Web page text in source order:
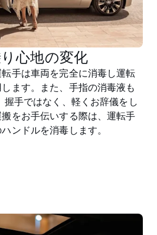
心地の変化
手は車両を完全に消毒し運転
ます。また、手指の消毒液も
手ではなく、軽くお辞儀をし
をお手伝いする際は、運転手
ンドルを消毒します。